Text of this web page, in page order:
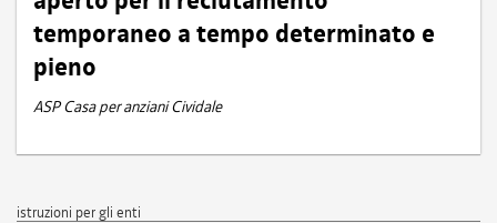
temporaneo a tempo determinato e
pieno
ASP Casa per anziani Cividale
istruzioni per gli enti